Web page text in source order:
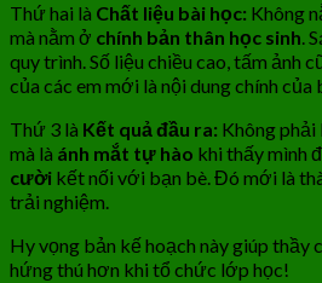
Thứ hai là Chất liệu bài học: Không
mà nằm ở chính bản thân học sinh.
quy trình. Số liệu chiều cao, tấm ảnh
của các em mới là nội dung chính của
Thứ 3 là Kết quả đầu ra: Không phải
mà là ánh mắt tự hào khi thấy mình
cười kết nối với bạn bè. Đó mới là
trải nghiệm.
Hy vọng bản kế hoạch này giúp thầy
hứng thú hơn khi tổ chức lớp học!